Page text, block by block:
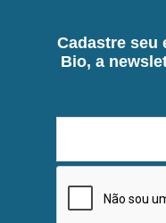
Cadastre seu
Bio, a